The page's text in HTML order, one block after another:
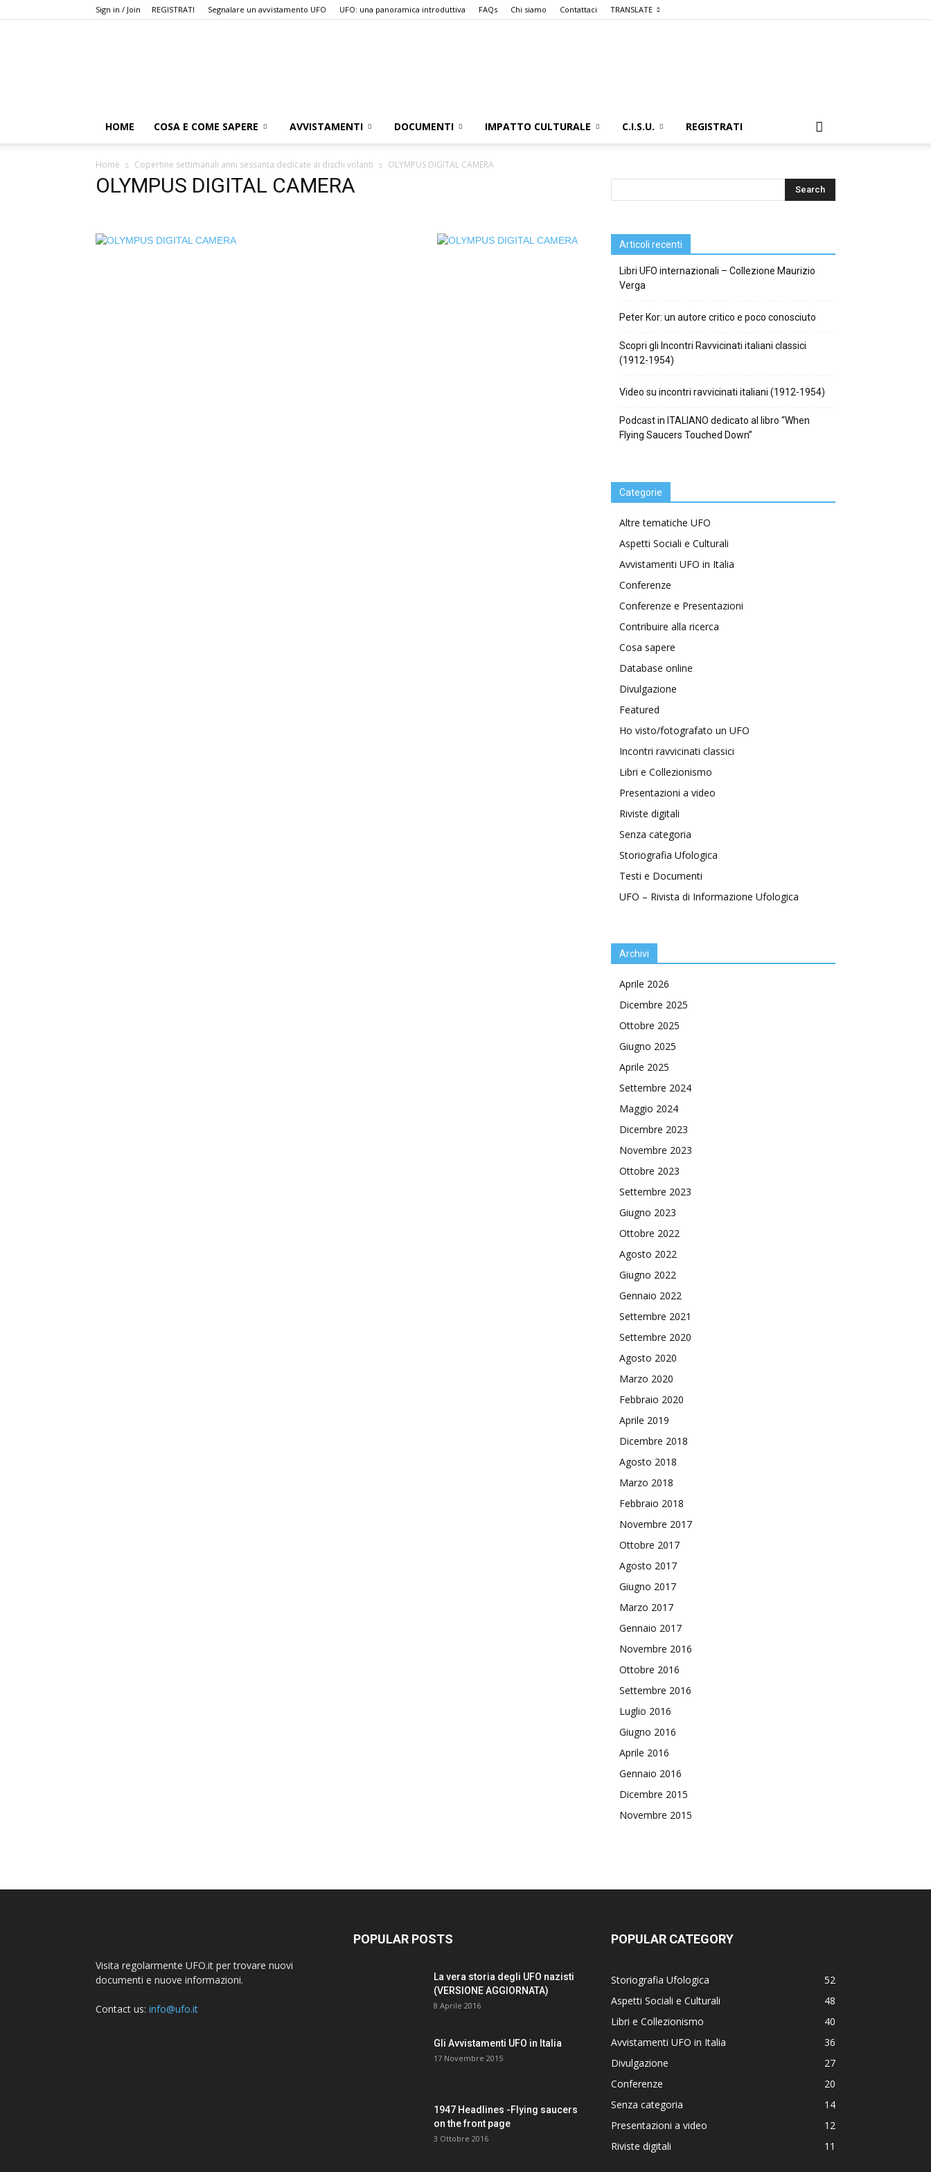
Sign in / Join REGISTRATI Segnalare un avvistamento UFO UFO: una panoramica introduttiva FAQs Chi siamo Contattaci TRANSLATE
HOME COSA E COME SAPERE AVVISTAMENTI DOCUMENTI IMPATTO CULTURALE C.I.S.U. REGISTRATI
Home Copertine settimanali anni sessanta dedicate ai dischi volanti OLYMPUS DIGITAL CAMERA
OLYMPUS DIGITAL CAMERA
Articoli recenti
Libri UFO internazionali – Collezione Maurizio
Verga
Peter Kor: un autore critico e poco conosciuto
Scopri gli Incontri Ravvicinati italiani classici
(1912-1954)
Video su incontri ravvicinati italiani (1912-1954)
Podcast in ITALIANO dedicato al libro “When
Flying Saucers Touched Down”
Categorie
Altre tematiche UFO
Aspetti Sociali e Culturali
Avvistamenti UFO in Italia
Conferenze
Conferenze e Presentazioni
Contribuire alla ricerca
Cosa sapere
Database online
Divulgazione
Featured
Ho visto/fotografato un UFO
Incontri ravvicinati classici
Libri e Collezionismo
Presentazioni a video
Riviste digitali
Senza categoria
Storiografia Ufologica
Testi e Documenti
UFO – Rivista di Informazione Ufologica
Archivi
Aprile 2026
Dicembre 2025
Ottobre 2025
Giugno 2025
Aprile 2025
Settembre 2024
Maggio 2024
Dicembre 2023
Novembre 2023
Ottobre 2023
Settembre 2023
Giugno 2023
Ottobre 2022
Agosto 2022
Giugno 2022
Gennaio 2022
Settembre 2021
Settembre 2020
Agosto 2020
Marzo 2020
Febbraio 2020
Aprile 2019
Dicembre 2018
Agosto 2018
Marzo 2018
Febbraio 2018
Novembre 2017
Ottobre 2017
Agosto 2017
Giugno 2017
Marzo 2017
Gennaio 2017
Novembre 2016
Ottobre 2016
Settembre 2016
Luglio 2016
Giugno 2016
Aprile 2016
Gennaio 2016
Dicembre 2015
Novembre 2015
Visita regolarmente UFO.it per trovare nuovi
documenti e nuove informazioni.
Contact us: info@ufo.it
POPULAR POSTS
La vera storia degli UFO nazisti
(VERSIONE AGGIORNATA)
8 Aprile 2016
Gli Avvistamenti UFO in Italia
17 Novembre 2015
1947 Headlines -Flying saucers
on the front page
3 Ottobre 2016
POPULAR CATEGORY
Storiografia Ufologica
52
Aspetti Sociali e Culturali
48
Libri e Collezionismo
40
Avvistamenti UFO in Italia
36
Divulgazione
27
Conferenze
20
Senza categoria
14
Presentazioni a video
12
Riviste digitali
11